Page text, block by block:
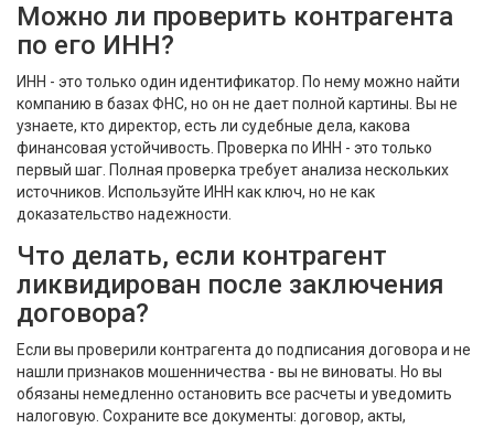
Можно ли проверить контрагента
по его ИНН?
ИНН - это только один идентификатор. По нему можно найти
компанию в базах ФНС, но он не дает полной картины. Вы не
узнаете, кто директор, есть ли судебные дела, какова
финансовая устойчивость. Проверка по ИНН - это только
первый шаг. Полная проверка требует анализа нескольких
источников. Используйте ИНН как ключ, но не как
доказательство надежности.
Что делать, если контрагент
ликвидирован после заключения
договора?
Если вы проверили контрагента до подписания договора и не
нашли признаков мошенничества - вы не виноваты. Но вы
обязаны немедленно остановить все расчеты и уведомить
налоговую. Сохраните все документы: договор, акты,